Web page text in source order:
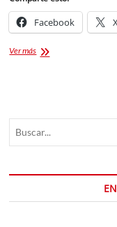
Facebook X
Ver másSUPERBOLETOS: